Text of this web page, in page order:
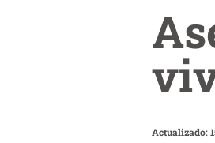
Actualizado: